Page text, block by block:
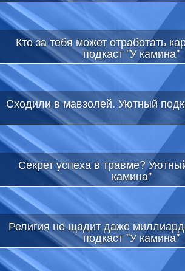
Кто за тебя может отработать
подкаст "У камина"
Сходили в мавзолей. Уютный
Секрет успеха в травме?
камина"
Религия не щадит даже
подкаст "У камина"